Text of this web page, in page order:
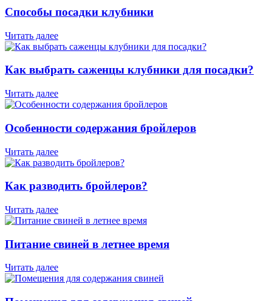
Способы посадки клубники
Читать далее
Как выбрать саженцы клубники для посадки?
Читать далее
Особенности содержания бройлеров
Читать далее
Как разводить бройлеров?
Читать далее
Питание свиней в летнее время
Читать далее